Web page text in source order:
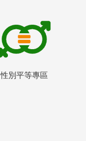
性別平等專區